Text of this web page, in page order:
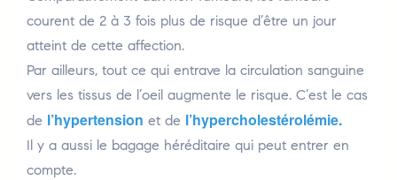
courent de 2 à 3 fois plus de risque d’être un jour
atteint de cette affection.
Par ailleurs, tout ce qui entrave la circulation sanguine
vers les tissus de l’oeil augmente le risque. C’est le cas
de l’hypertension et de l’hypercholestérolémie.
Il y a aussi le bagage héréditaire qui peut entrer en
compte.